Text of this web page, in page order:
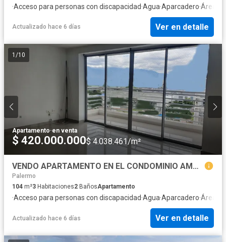
·Acceso para personas con discapacidad·Agua·Aparcadero·Área
Actualizado hace 6 días Ver en detalle
1 /10
Apartamento·en venta
$ 420.000.000$ 4.038.461/m²
VENDO APARTAMENTO EN EL CONDOMINIO AMARANTO CLUB HOUSE NORTE DE NEIVA
Palermo
104 m²3 Habitaciones2 BañosApartamento
·Acceso para personas con discapacidad·Agua·Aparcadero·Área
Actualizado hace 6 días Ver en detalle